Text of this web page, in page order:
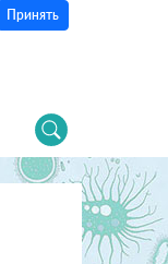
Принять